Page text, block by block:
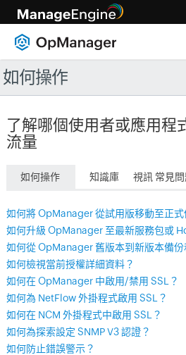
如何操作
了解哪個使用者或應用程
流量
如何操作 知識庫 視訊 常見
如何將 OpManager 從試用版移動至正式
如何升級 OpManager 至最新服務包或
如何從 OpManager 舊版本到新版本備份
如何檢視當前授權詳細資料？
如何在 OpManager 中啟用/禁用 SSL？
如何為 NetFlow 外掛程式啟用 SSL？
如何在 NCM 外掛程式中啟用 SSL？
如何為探索設定 SNMP V3 認證？
如何防止錯誤警示？